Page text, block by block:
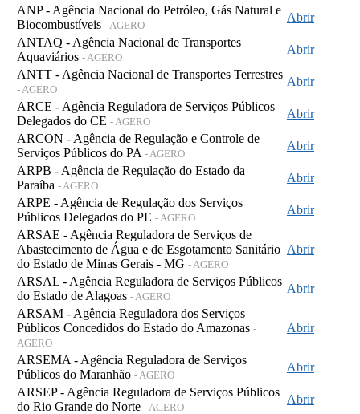
ANP - Agência Nacional do Petróleo, Gás Natural e
Biocombustíveis - AGERO
Abrir
ANTAQ - Agência Nacional de Transportes
Aquaviários - AGERO
Abrir
ANTT - Agência Nacional de Transportes Terrestres
- AGERO
Abrir
ARCE - Agência Reguladora de Serviços Públicos
Delegados do CE - AGERO
Abrir
ARCON - Agência de Regulação e Controle de
Serviços Públicos do PA - AGERO
Abrir
ARPB - Agência de Regulação do Estado da
Paraíba - AGERO
Abrir
ARPE - Agência de Regulação dos Serviços
Públicos Delegados do PE - AGERO
Abrir
ARSAE - Agência Reguladora de Serviços de
Abastecimento de Água e de Esgotamento Sanitário
do Estado de Minas Gerais - MG - AGERO
Abrir
ARSAL - Agência Reguladora de Serviços Públicos
do Estado de Alagoas - AGERO
Abrir
ARSAM - Agência Reguladora dos Serviços
Públicos Concedidos do Estado do Amazonas -
AGERO
Abrir
ARSEMA - Agência Reguladora de Serviços
Públicos do Maranhão - AGERO
Abrir
ARSEP - Agência Reguladora de Serviços Públicos
do Rio Grande do Norte - AGERO
Abrir